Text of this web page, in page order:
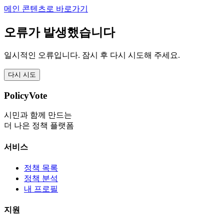
메인 콘텐츠로 바로가기
오류가 발생했습니다
일시적인 오류입니다. 잠시 후 다시 시도해 주세요.
다시 시도
PolicyVote
시민과 함께 만드는
더 나은 정책 플랫폼
서비스
정책 목록
정책 분석
내 프로필
지원